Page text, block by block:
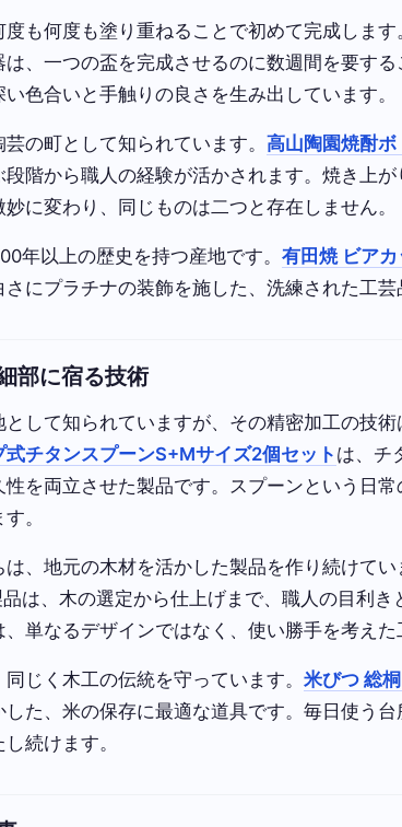
度も何度も塗り重ねることで初めて完成します
は、一つの盃を完成させるのに数週間を要す
色合いと手触りの良さを生み出しています。
芸の町として知られています。高山陶園焼酎
階から職人の経験が活かされます。焼き上が
に変わり、同じものは二つと存在しません。
年以上の歴史を持つ産地です。有田焼 ビア
にプラチナの装飾を施した、洗練された工芸
部に宿る技術
として知られていますが、その精密加工の技
式チタンスプーンS+Mサイズ2個セット は、チ
性を両立させた製品です。スプーンという日
。
、地元の木材を活かした製品を作り続けてい
は、木の選定から仕上げまで、職人の目利き
単なるデザインではなく、使い勝手を考えた
同じく木工の伝統を守っています。米びつ 総
た、米の保存に最適な道具です。毎日使う
続けます。